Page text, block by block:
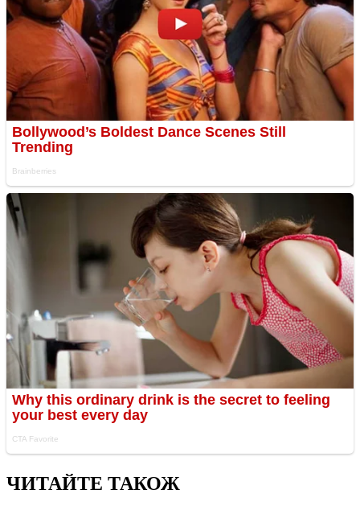
ЧИТАЙТЕ ТАКОЖ